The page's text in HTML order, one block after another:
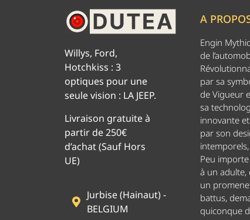
Willys, Ford,
Hotchkiss : 3
optiques pour une
seule vision : LA JEEP.
Livraison gratuite à
partir de 250€
d’achat (Sauf Hors
UE)
Jurbise (Hainaut) -
BELGIUM
A
Engin
de
par sa
de Vigueur
sa
innovante
par son
Peu importe
à un adulte,
un
battus,
quiconque